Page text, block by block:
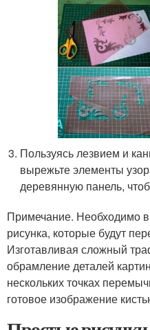
Пользуясь лезвием и
вырежьте элементы
деревянную панель,
Примечание. Необходимо
рисунка, которые будут
Изготавливая сложный
обрамление деталей
нескольких точках
готовое изображение